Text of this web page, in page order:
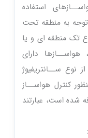
استفاده
توجه به منطقه تحت
تک منطقه ای و یا
دارای
نوع ســانتریفیوژ
کنترل هواســاز
شده است، عبارتند